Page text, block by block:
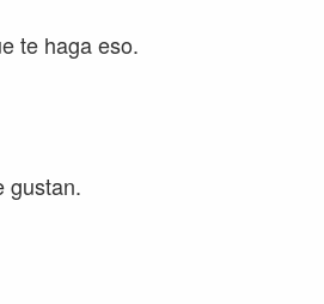
te haga eso.
gustan.